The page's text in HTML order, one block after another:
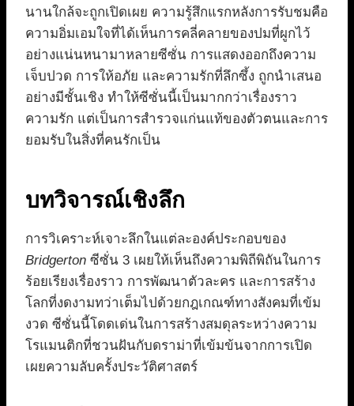
นานใกล้จะถูกเปิดเผย ความรู้สึกแรกหลังการรับชมคือ
ความอิ่มเอมใจที่ได้เห็นการคลี่คลายของปมที่ผูกไว้
อย่างแน่นหนามาหลายซีซั่น การแสดงออกถึงความ
เจ็บปวด การให้อภัย และความรักที่ลึกซึ้ง ถูกนำเสนอ
อย่างมีชั้นเชิง ทำให้ซีซั่นนี้เป็นมากกว่าเรื่องราว
ความรัก แต่เป็นการสำรวจแก่นแท้ของตัวตนและการ
ยอมรับในสิ่งที่คนรักเป็น
บทวิจารณ์เชิงลึก
การวิเคราะห์เจาะลึกในแต่ละองค์ประกอบของ
Bridgerton ซีซั่น 3 เผยให้เห็นถึงความพิถีพิถันในการ
ร้อยเรียงเรื่องราว การพัฒนาตัวละคร และการสร้าง
โลกที่งดงามทว่าเต็มไปด้วยกฎเกณฑ์ทางสังคมที่เข้ม
งวด ซีซั่นนี้โดดเด่นในการสร้างสมดุลระหว่างความ
โรแมนติกที่ชวนฝันกับดราม่าที่เข้มข้นจากการเปิด
เผยความลับครั้งประวัติศาสตร์